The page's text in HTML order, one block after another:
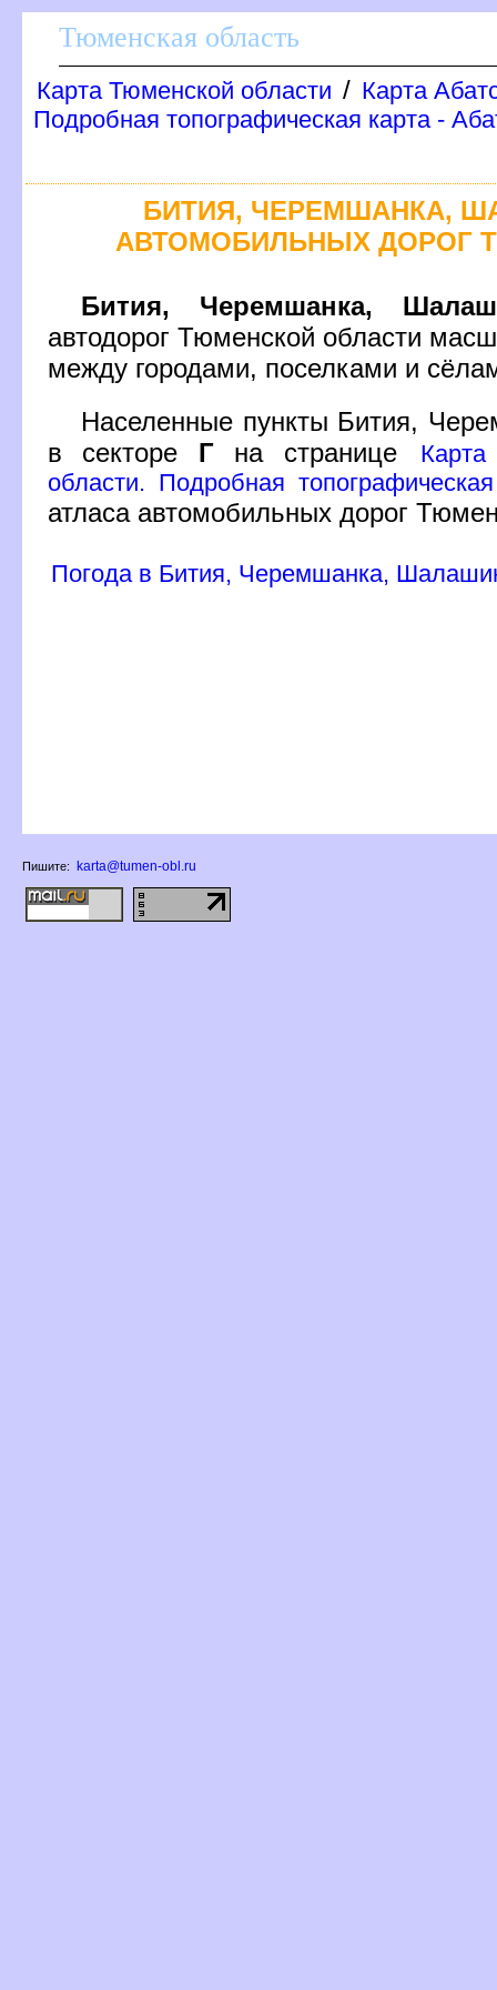
Тюменская область
Карта Тюменской области / Карта
Подробная топографическая карта -
БИТИЯ, ЧЕРЕМШАНКА,
АВТОМОБИЛЬНЫХ ДОРОГ
Бития, Черемшанка,
автодорог Тюменской области
между городами, поселками и
Населенные пункты Бития,
секторе Гна странице
области. Подробная
атласа автомобильных дорог
Погода в Бития, Черемшанка,
Пишите: karta@tumen-obl.ru